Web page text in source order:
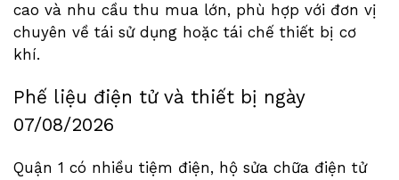
cao và nhu cầu thu mua lớn, phù hợp với đơn vị
chuyên về tái sử dụng hoặc tái chế thiết bị cơ
khí.
Phế liệu điện tử và thiết bị ngày
07/08/2026
Quận 1 có nhiều tiệm điện, hộ sửa chữa điện tử